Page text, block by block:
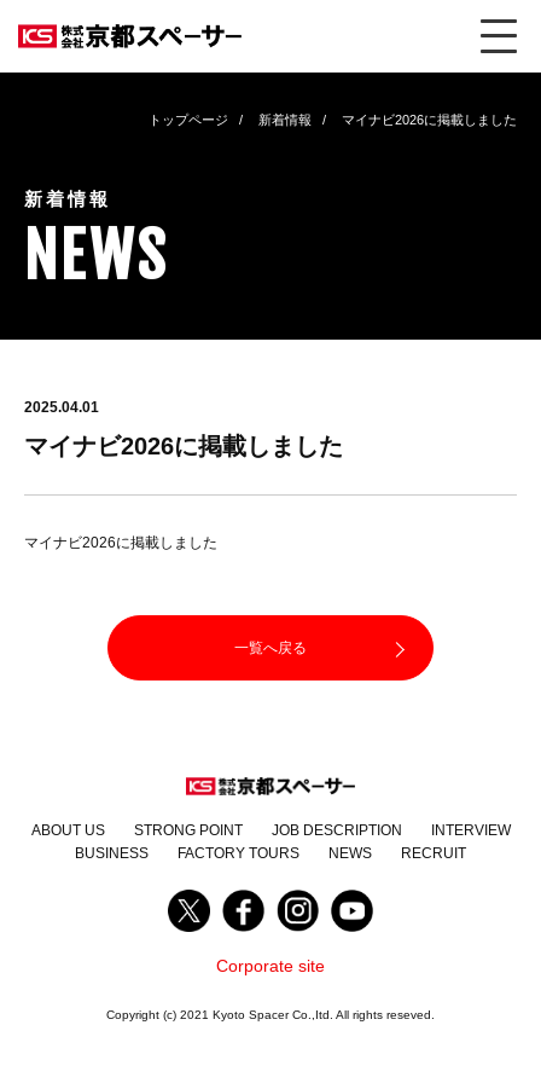
トップページ 新着情報 マイナビ2026に掲載しました
新着情報
NEWS
2025.04.01
マイナビ2026に掲載しました
マイナビ2026に掲載しました
一覧へ戻る
ABOUT US STRONG POINT JOB DESCRIPTION
INTERVIEW
BUSINESS
FACTORY TOURS NEWS RECRUIT
Corporate site
Copyright (c) 2021 Kyoto Spacer Co.,Itd. All rights reseved.